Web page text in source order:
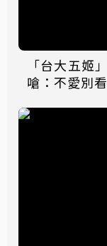
「台大五姬
嗆：不愛別看